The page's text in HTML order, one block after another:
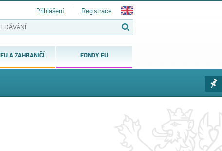
EU A ZAHRANIČÍ FONDY EU
Přihlášení Registrace